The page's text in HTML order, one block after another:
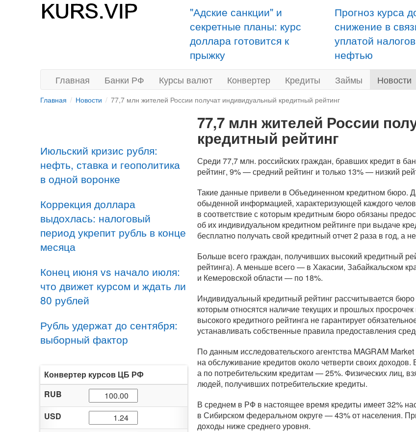
"Адские санкции" и
секретные планы: курс
доллара готовится к
прыжку
Прогноз курса
снижение в
уплатой
нефтью
Главная Банки РФ Курсы валют Конвертер Кредиты Займы Новости
Главная Новости 77,7 млн жителей России получат индивидуальный кредитный рейтинг
Июльский кризис рубля:
нефть, ставка и геополитика
в одной воронке
Коррекция доллара
выдохлась: налоговый
период укрепит рубль в конце
месяца
Конец июня vs начало июля:
что движет курсом и ждать ли
80 рублей
Рубль удержат до сентября:
выборный фактор
Конвертер курсов ЦБ РФ
RUB
USD
77,7 млн жителей России
кредитный рейтинг
Среди 77,7 млн. российских граждан, бравших кредит в
рейтинг, 9% — средний рейтинг и только 13% — низкий
Такие данные привели в Объединенном кредитном бюро.
обыденной информацией, характеризующей каждого
в соответствие с которым кредитным бюро обязаны
об их индивидуальном кредитном рейтинге при выдаче
бесплатно получать свой кредитный отчет 2 раза в год, а
Больше всего граждан, получивших высокий кредитный
рейтинга). А меньше всего — в Хакасии, Забайкальском
и Кемеровской области — по 18%.
Индивидуальный кредитный рейтинг рассчитывается
которым относятся наличие текущих и прошлых
высокого кредитного рейтинга не гарантирует
устанавливать собственные правила предоставления
По данным исследовательского агентства MAGRAM
на обслуживание кредитов около четверти своих
а по потребительским кредитам — 25%. Физических лиц,
людей, получивших потребительские кредиты.
В среднем в РФ в настоящее время кредиты имеет 32%
в Сибирском федеральном округе — 43% от населения.
доходы ниже среднего уровня.